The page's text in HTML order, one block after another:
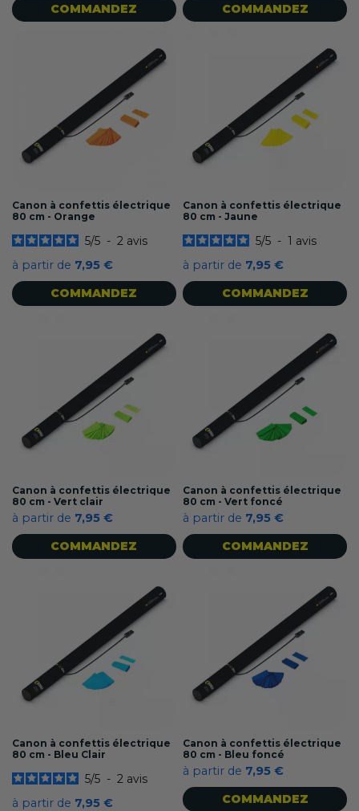
COMMANDEZ
COMMANDEZ
Canon à confettis électrique
80 cm - Orange
5/5 - 2 avis
à partir de 7,95 €
COMMANDEZ
Canon à confettis électrique
80 cm - Jaune
5/5 - 1 avis
à partir de 7,95 €
COMMANDEZ
Canon à confettis électrique
80 cm - Vert clair
à partir de 7,95 €
COMMANDEZ
Canon à confettis électrique
80 cm - Vert foncé
à partir de 7,95 €
COMMANDEZ
Canon à confettis électrique
80 cm - Bleu Clair
5/5 - 2 avis
à partir de 7,95 €
Canon à confettis électrique
80 cm - Bleu foncé
à partir de 7,95 €
COMMANDEZ